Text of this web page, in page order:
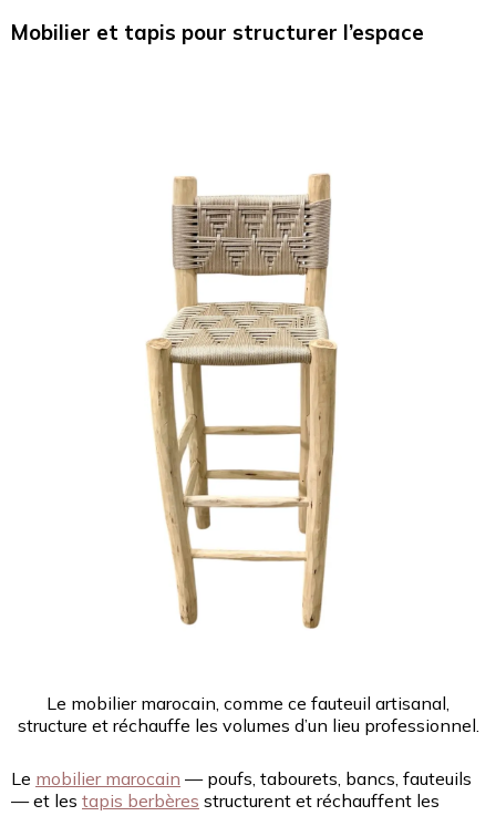
Mobilier et tapis pour structurer l’espace
Le mobilier marocain, comme ce fauteuil artisanal,
structure et réchauffe les volumes d’un lieu professionnel.
Le mobilier marocain — poufs, tabourets, bancs, fauteuils
— et les tapis berbères structurent et réchauffent les